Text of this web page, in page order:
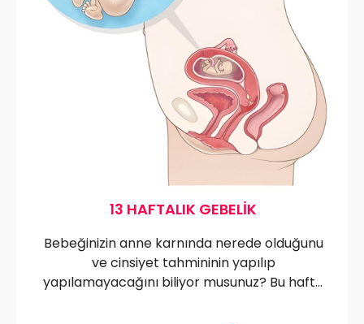
13 HAFTALIK GEBELIK
Bebeğinizin anne karnında nerede olduğunu
ve cinsiyet tahmininin yapılıp
yapılamayacağını biliyor musunuz? Bu hafta